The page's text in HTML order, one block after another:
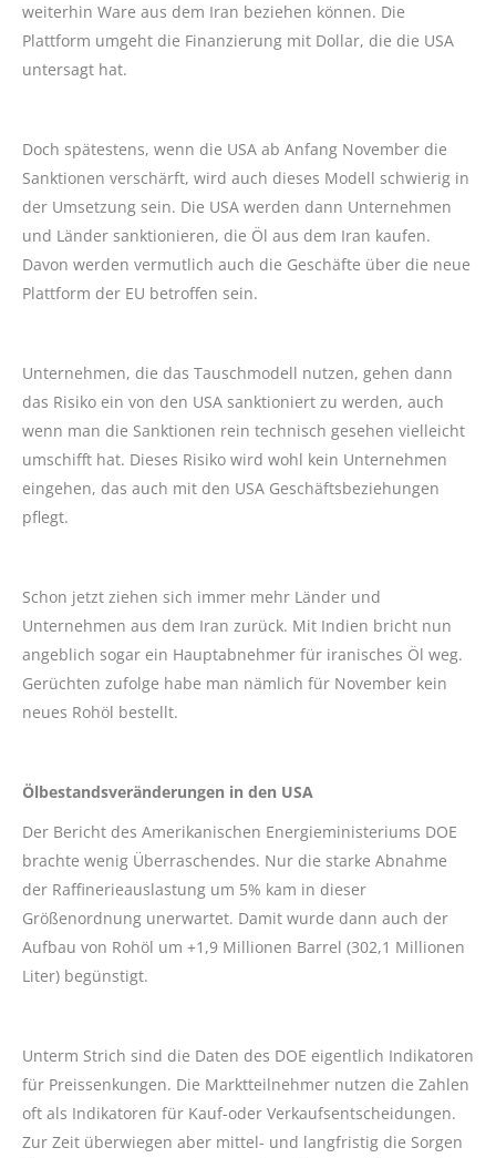
weiterhin Ware aus dem Iran beziehen können. Die
Plattform umgeht die Finanzierung mit Dollar, die die USA
untersagt hat.
Doch spätestens, wenn die USA ab Anfang November die
Sanktionen verschärft, wird auch dieses Modell schwierig in
der Umsetzung sein. Die USA werden dann Unternehmen
und Länder sanktionieren, die Öl aus dem Iran kaufen.
Davon werden vermutlich auch die Geschäfte über die neue
Plattform der EU betroffen sein.
Unternehmen, die das Tauschmodell nutzen, gehen dann
das Risiko ein von den USA sanktioniert zu werden, auch
wenn man die Sanktionen rein technisch gesehen vielleicht
umschifft hat. Dieses Risiko wird wohl kein Unternehmen
eingehen, das auch mit den USA Geschäftsbeziehungen
pflegt.
Schon jetzt ziehen sich immer mehr Länder und
Unternehmen aus dem Iran zurück. Mit Indien bricht nun
angeblich sogar ein Hauptabnehmer für iranisches Öl weg.
Gerüchten zufolge habe man nämlich für November kein
neues Rohöl bestellt.
Ölbestandsveränderungen in den USA
Der Bericht des Amerikanischen Energieministeriums DOE
brachte wenig Überraschendes. Nur die starke Abnahme
der Raffinerieauslastung um 5% kam in dieser
Größenordnung unerwartet. Damit wurde dann auch der
Aufbau von Rohöl um +1,9 Millionen Barrel (302,1 Millionen
Liter) begünstigt.
Unterm Strich sind die Daten des DOE eigentlich Indikatoren
für Preissenkungen. Die Marktteilnehmer nutzen die Zahlen
oft als Indikatoren für Kauf-oder Verkaufsentscheidungen.
Zur Zeit überwiegen aber mittel- und langfristig die Sorgen